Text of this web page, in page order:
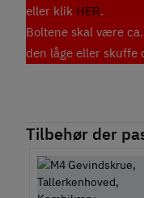
eller klik HER.
Boltene skal være
den låge eller skuffe
Tilbehør der